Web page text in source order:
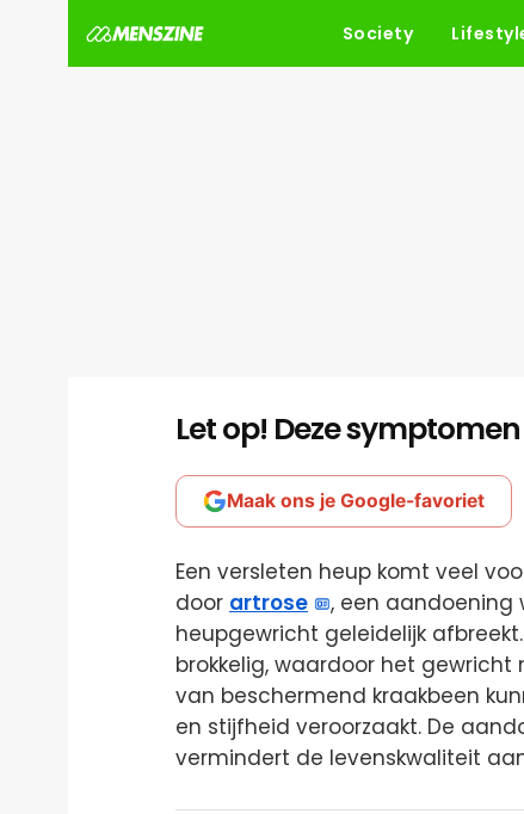
Society
Let op! Deze
Maak ons je Google-favoriet
Een versleten heup komt veel
door artrose
, een aandoening
heupgewricht geleidelijk
brokkelig, waardoor het
van beschermend kraakbeen
en stijfheid veroorzaakt. De
vermindert de levenskwaliteit